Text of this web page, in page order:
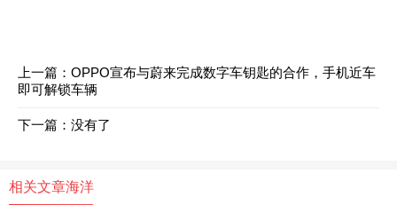
上一篇： OPPO宣布与蔚来完成数字车钥匙的合作，手机近车
即可解锁车辆
下一篇：没有了
相关文章海洋